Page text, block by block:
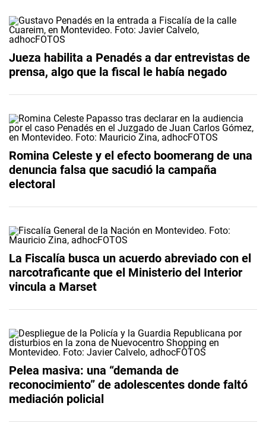
Jueza habilita a Penadés a dar entrevistas de
prensa, algo que la fiscal le había negado
Romina Celeste y el efecto boomerang de una
denuncia falsa que sacudió la campaña
electoral
La Fiscalía busca un acuerdo abreviado con el
narcotraficante que el Ministerio del Interior
vincula a Marset
Pelea masiva: una “demanda de
reconocimiento” de adolescentes donde faltó
mediación policial